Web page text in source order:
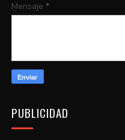
Mensaje *
PUBLICIDAD